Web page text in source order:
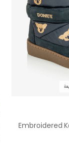
Embroidered